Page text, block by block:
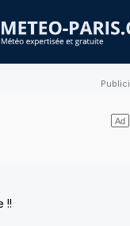
!!